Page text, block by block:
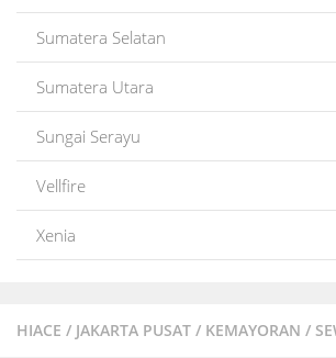
HIACE / JAKARTA PUSAT / KEMAYORAN /
Sumatera Selatan
Sumatera Utara
Sungai Serayu
Vellfire
Xenia